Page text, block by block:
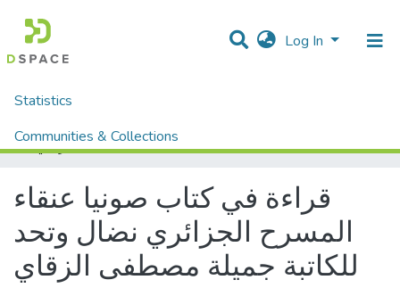
Log In
Statistics
Communities & Collections
Home
قراءة في كتاب صونيا عنقاء المسرح الجزائري نضال وتحد للكاتبة جميلة مصطفى الزقاي
قراءة في كتاب صونيا عنقاء
المسرح الجزائري نضال وتحد
للكاتبة جميلة مصطفى الزقاي